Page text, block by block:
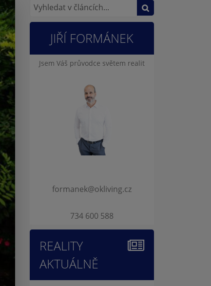
JIŘÍ FORMÁNEK
Jsem Váš průvodce světem realit
formanek@okliving.cz
734 600 588
REALITY
AKTUÁLNĚ